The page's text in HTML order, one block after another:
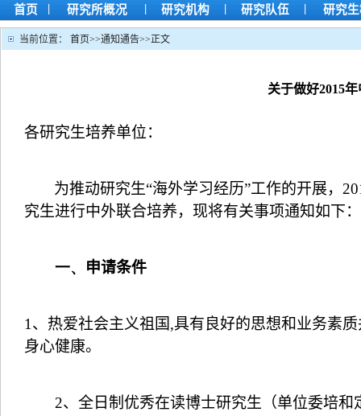
首页 | 研究所概况 | 研究机构 | 研究队伍 | 研究
当前位置： 首页>>通知通告>>正文
关于做好2015
各研究生培养单位：
为推动研究生“海外学习经历”工作的开展，
究生进行中外联合培养，现将有关事项通知如下：
一、 申请条件
1 、热爱社会主义祖国 ,具有良好的思想和业务素
身心健康。
2、全日制优秀在读博士研究生（单位委培